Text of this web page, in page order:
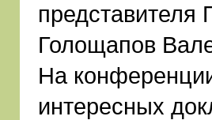
Голощапов
На
интересных